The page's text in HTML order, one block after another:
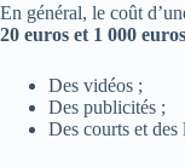
En général, le coût
20 euros et 1 000 euros
Des vidéos ;
Des publicités ;
Des courts et des